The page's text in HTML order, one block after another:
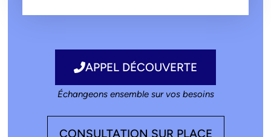
APPEL DÉCOUVERTE
Échangeons ensemble sur vos besoins
CONSULTATION SUR PLACE